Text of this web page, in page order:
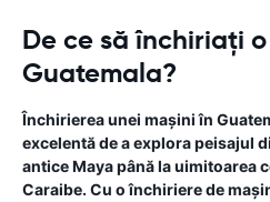
De ce să închiriați
Guatemala?
Închirierea unei mașini în
excelentă de a explora peisajul
antice Maya până la uimitoarea
Caraibe. Cu o închiriere de